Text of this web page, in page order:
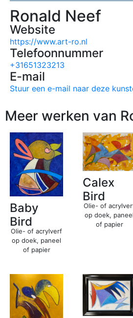
Ronald Neef
Website
https://www.art-ro.nl
Telefoonnummer
+31651323213
E-mail
Stuur een e-mail naar deze
Meer werken van
Baby
Bird
Olie- of acrylverf
op doek, paneel
of papier
Calex
Bird
Olie- of
op doek, paneel
of papier